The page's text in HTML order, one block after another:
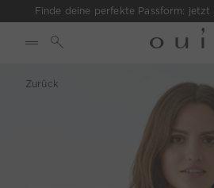
Finde deine perfekte Passform: jetzt
Zurück